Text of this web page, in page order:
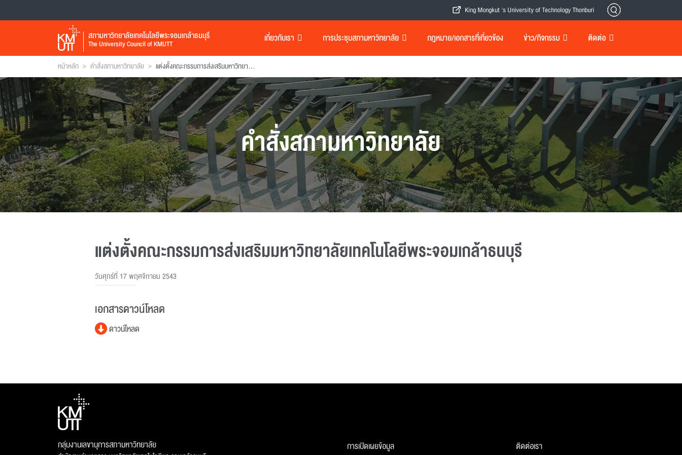
King Mongkut 's University of Technology Thonburi
สภามหาวิทยาลัยเทคโนโลยีพระจอมเกล้าธนบุรี
The University Council of KMUTT เกี่ยวกับเรา การประชุมสภามหาวิทยาลัย กฎหมาย/เอกสารที่เกี่ยวข้อง ข่าว/กิจกรรม ติดต่อ
หน้าหลัก > คำสั่งสภามหาวิทยาลัย > แต่งตั้งคณะกรรมการส่งเสริมมหาวิทยาลัยเทคโนโลยีพระจอมเกล้าธนบุรี
คำสั่งสภามหาวิทยาลัย
แต่งตั้งคณะกรรมการส่งเสริมมหาวิทยาลัยเทคโนโลยีพระจอมเกล้าธนบุรี
วันศุกร์ที่ 17 พฤศจิกายน 2543
เอกสารดาวน์โหลด
ดาวน์โหลด
กลุ่มงานเลขานุการสภามหาวิทยาลัย การเปิดเผยข้อมูล ติดต่อเรา